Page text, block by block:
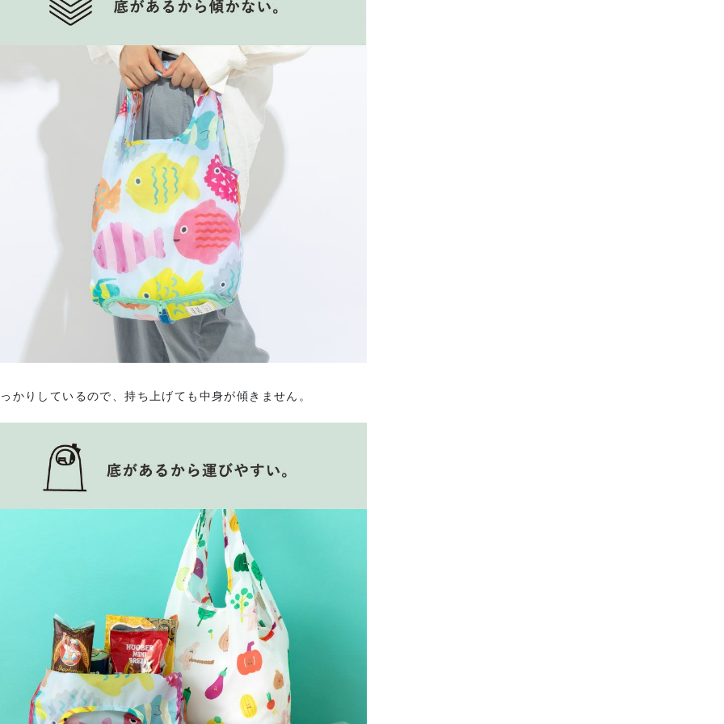
かりしているので、持ち上げても中身が傾きません。